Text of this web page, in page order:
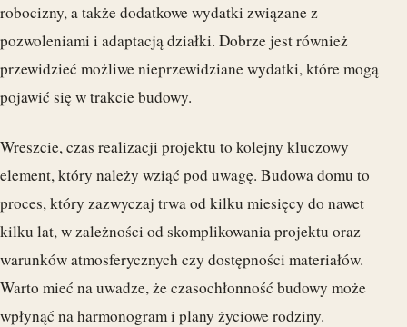
robocizny, a także dodatkowe wydatki związane z
pozwoleniami i adaptacją działki. Dobrze jest również
przewidzieć możliwe nieprzewidziane wydatki, które mogą
pojawić się w trakcie budowy.
Wreszcie, czas realizacji projektu to kolejny kluczowy
element, który należy wziąć pod uwagę. Budowa domu to
proces, który zazwyczaj trwa od kilku miesięcy do nawet
kilku lat, w zależności od skomplikowania projektu oraz
warunków atmosferycznych czy dostępności materiałów.
Warto mieć na uwadze, że czasochłonność budowy może
wpłynąć na harmonogram i plany życiowe rodziny.